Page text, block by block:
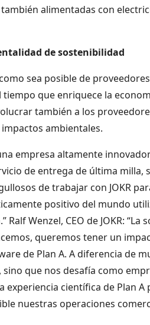
alimentadas con
de sostenibilidad
sea posible de
que enriquece la
también a los
ambientales.
empresa altamente
de entrega de última milla,
de trabajar con JOKR
positivo del mundo
Wenzel, CEO de JOKR:
queremos tener un
de Plan A. A diferencia de
que nos desafía como
científica de Plan A
nuestras operaciones